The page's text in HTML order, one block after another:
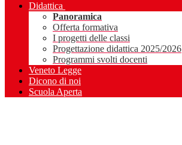
Didattica
Panoramica
Offerta formativa
I progetti delle classi
Progettazione didattica 2025/2026
Programmi svolti docenti
Veneto Legge
Dicono di noi
Scuola Aperta